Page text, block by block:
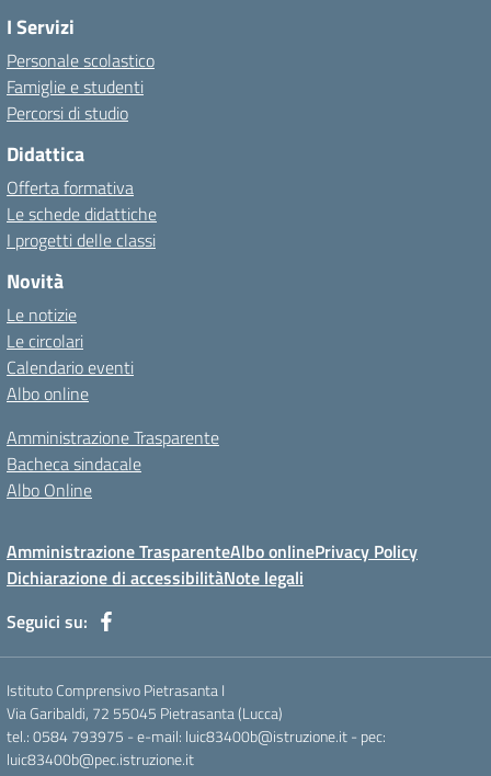
I Servizi
Personale scolastico
Famiglie e studenti
Percorsi di studio
Didattica
Offerta formativa
Le schede didattiche
I progetti delle classi
Novità
Le notizie
Le circolari
Calendario eventi
Albo online
Amministrazione Trasparente
Bacheca sindacale
Albo Online
Amministrazione TrasparenteAlbo onlinePrivacy Policy
Dichiarazione di accessibilitàNote legali
Seguici su:
Istituto Comprensivo Pietrasanta I
Via Garibaldi, 72 55045 Pietrasanta (Lucca)
tel.: 0584 793975 - e-mail: luic83400b@istruzione.it - pec:
luic83400b@pec.istruzione.it